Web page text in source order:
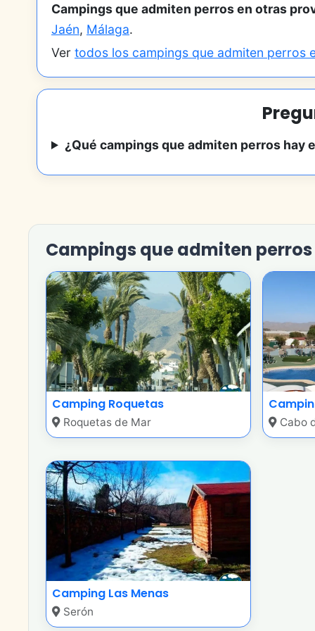
Campings que admiten perros en otras
Jaén, Málaga.
Ver todos los campings que admiten perros
¿Qué campings que admiten perros hay
Campings que admiten
Camping Roquetas
Roquetas de Mar Cabo
Camping Las Menas
Serón